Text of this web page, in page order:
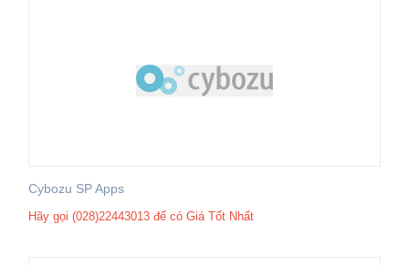
Cybozu SP Apps
Hãy gọi (028)22443013 để có Giá Tốt Nhất